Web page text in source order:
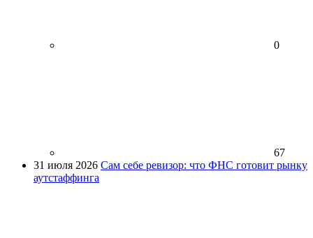
0
67
31 июля 2026 Сам себе ревизор: что ФНС готовит рынку
аутстаффинга